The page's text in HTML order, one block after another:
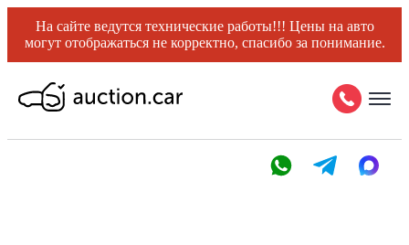
На сайте ведутся технические работы!!! Цены на авто
могут отображаться не корректно, спасибо за понимание.